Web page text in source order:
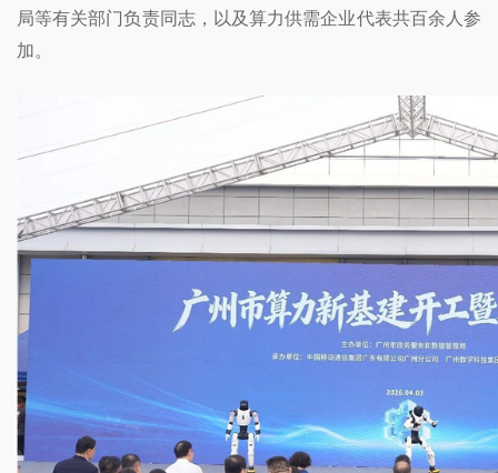
局等有关部门负责同志，以及算力供需企业代表共百余人参
加。